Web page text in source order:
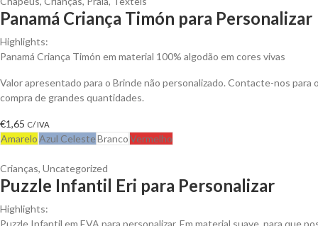
Panamá Criança Timón para Personalizar
Highlights:
Panamá Criança Timón em material 100% algodão em cores vivas
Valor apresentado para o Brinde não personalizado. Contacte-nos para
compra de grandes quantidades.
€1,65 C/ IVA
AmareloAzul CelesteBrancoVermelho
Crianças, Uncategorized
Puzzle Infantil Eri para Personalizar
Highlights:
Puzzle Infantil em EVA para personalizar. Em material suave, para que